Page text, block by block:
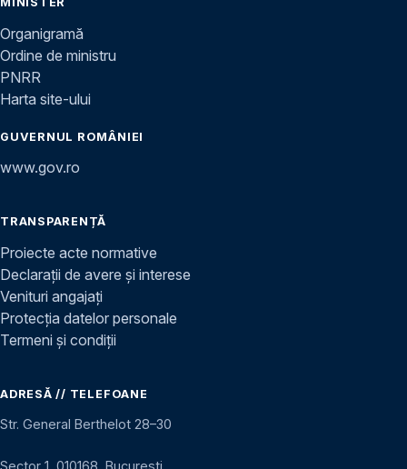
Organigramă
Ordine de ministru
PNRR
Harta site-ului
GUVERNUL ROMÂNIEI
www.gov.ro
TRANSPARENȚĂ
Proiecte acte normative
Declarații de avere și interese
Venituri angajați
Protecția datelor personale
Termeni și condiții
ADRESĂ // TELEFOANE
Str. General Berthelot 28–30